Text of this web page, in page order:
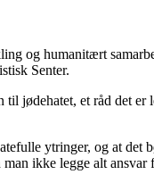
og humanitært
Senter.
jødehatet, et råd det er
ytringer, og at det
ikke legge alt